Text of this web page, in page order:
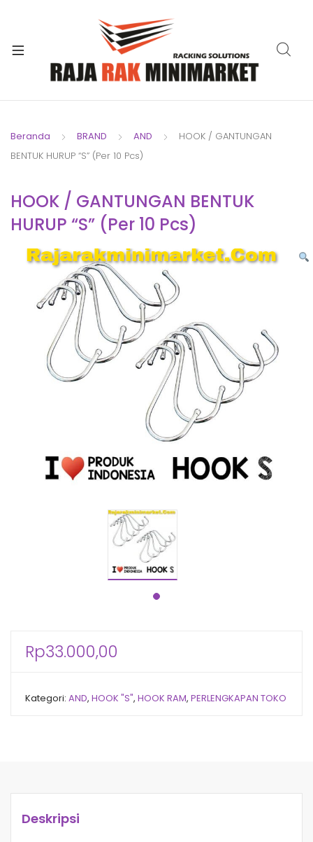
Beranda BRAND AND
HOOK / GANTUNGAN
BENTUK HURUP “S” (Per 10 Pcs)
HOOK / GANTUNGAN BENTUK
HURUP “S” (Per 10 Pcs)
Rp33.000,00
Kategori: AND, HOOK "S", HOOK RAM, PERLENGKAPAN TOKO
Deskripsi